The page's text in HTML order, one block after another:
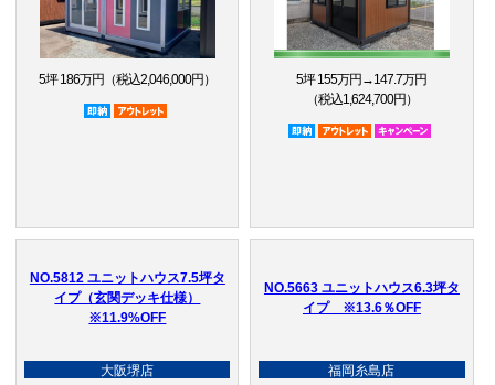
5坪 186万円（税込2,046,000円）
即納品
5坪 155万円→147.7万円
（税込1,624,700円）
即納品
アウトレット品
NO.5812 ユニットハウス7.5坪タ
イプ（玄関デッキ仕様）
※11.9%OFF
大阪堺店
NO.5663 ユニットハウス6.3坪タ
イプ ※13.6％OFF
福岡糸島店